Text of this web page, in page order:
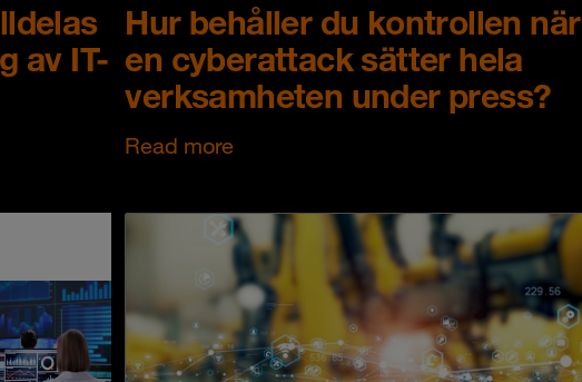
av IT-
Hur behåller du kontrollen när
en cyberattack sätter hela
verksamheten under press?
Read more